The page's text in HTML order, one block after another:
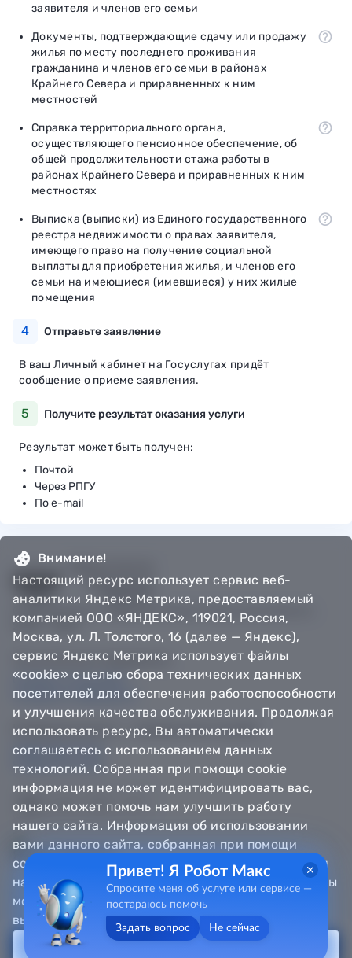
заявителя и членов его семьи
Документы, подтверждающие сдачу или продажу
жилья по месту последнего проживания
гражданина и членов его семьи в районах
Крайнего Севера и приравненных к ним
местностей
Справка территориального органа,
осуществляющего пенсионное обеспечение, об
общей продолжительности стажа работы в
районах Крайнего Севера и приравненных к ним
местностях
Выписка (выписки) из Единого государственного
реестра недвижимости о правах заявителя,
имеющего право на получение социальной
выплаты для приобретения жилья, и членов его
семьи на имеющиеся (имевшиеся) у них жилые
помещения
4 Отправьте заявление
В ваш Личный кабинет на Госуслугах придёт
сообщение о приеме заявления.
5 Получите результат оказания услуги
Результат может быть получен:
Почтой
Через РПГУ
По e-mail
© Департамент информатизации Тюменской области,
2018 — 2026
Техническая поддержка
Сообщить об ошибке
Направить обращение
Информационно - справочная служба
8 800 100-12-90
8 3452 56-63-30
Внимание!
Настоящий ресурс использует сервис веб-
аналитики Яндекс Метрика, предоставляемый
компанией ООО «ЯНДЕКС», 119021, Россия,
Москва, ул. Л. Толстого, 16 (далее — Яндекс),
сервис Яндекс Метрика использует файлы
«cookie» с целью сбора технических данных
посетителей для обеспечения работоспособности
и улучшения качества обслуживания. Продолжая
использовать ресурс, Вы автоматически
соглашаетесь с использованием данных
технологий. Собранная при помощи cookie
информация не может идентифицировать вас,
однако может помочь нам улучшить работу
нашего сайта. Информация об использовании
вами данного сайта, собранная при помощи
cookie, будет передаваться Яндексу и храниться
на сервере Яндекса в Российской Федерации. Вы
можете отказаться от использования «cookie»,
выбрав соответствующие настройки в браузере.
Привет! Я Робот Макс
Спросите меня об услуге или сервисе —
постараюсь помочь
Задать вопрос Не сейчас